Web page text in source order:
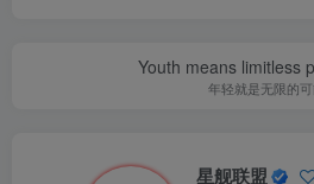
Youth means limitless
年轻就是无限的
星舰联盟